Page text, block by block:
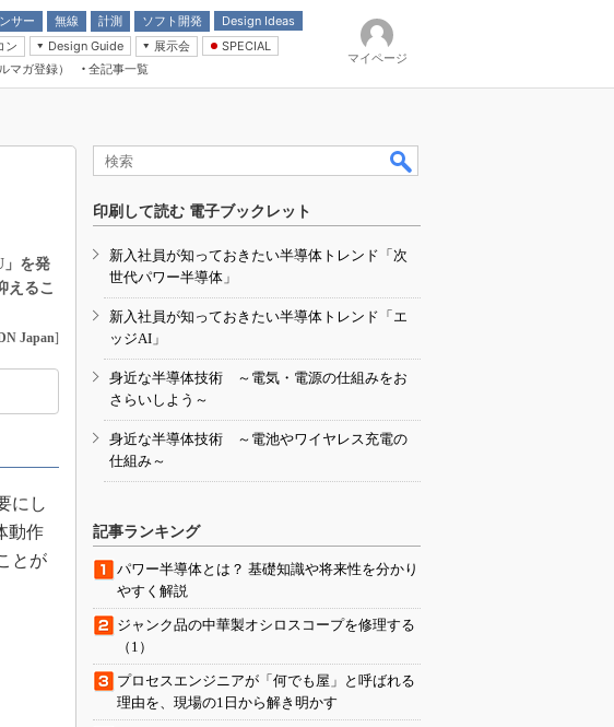
サー 無線 計測 ソフト開発
Design Ideas
アナログ機能回路
計測とテスト
ン
Design Guide
展示会
コンピューティング展
SPECIAL
情報
マガ登録） 全記事一覧
マイページ
」を発
えるこ
Japan]
にし
動作
とが
印刷して読む 電子ブックレット
新入社員が知っておきたい半導体トレンド「次
世代パワー半導体」
新入社員が知っておきたい半導体トレンド「エ
ッジAI」
身近な半導体技術 ～電気・電源の仕組みをお
さらいしよう～
身近な半導体技術 ～電池やワイヤレス充電の
仕組み～
記事ランキング
パワー半導体とは？ 基礎知識や将来性を分かり
やすく解説
ジャンク品の中華製オシロスコープを修理する
（1）
プロセスエンジニアが「何でも屋」と呼ばれる
理由を、現場の1日から解き明かす